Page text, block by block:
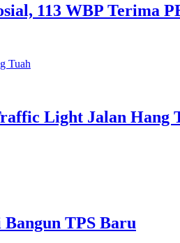
113 WBP Terima
Light Jalan Hang
TPS Baru